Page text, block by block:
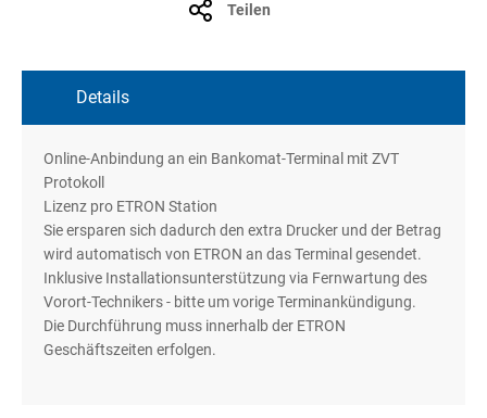
Teilen
Details
Online-Anbindung an ein Bankomat-Terminal mit ZVT
Protokoll
Lizenz pro ETRON Station
Sie ersparen sich dadurch den extra Drucker und der Betrag
wird automatisch von ETRON an das Terminal gesendet.
Inklusive Installationsunterstützung via Fernwartung des
Vorort-Technikers - bitte um vorige Terminankündigung.
Die Durchführung muss innerhalb der ETRON
Geschäftszeiten erfolgen.